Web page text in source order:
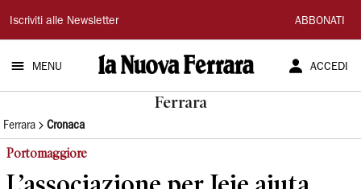
La
Nuova
Ferrara
Iscriviti alle Newsletter ABBONATI
MENU ACCEDI
Ferrara
Ferrara Cronaca
Portomaggiore